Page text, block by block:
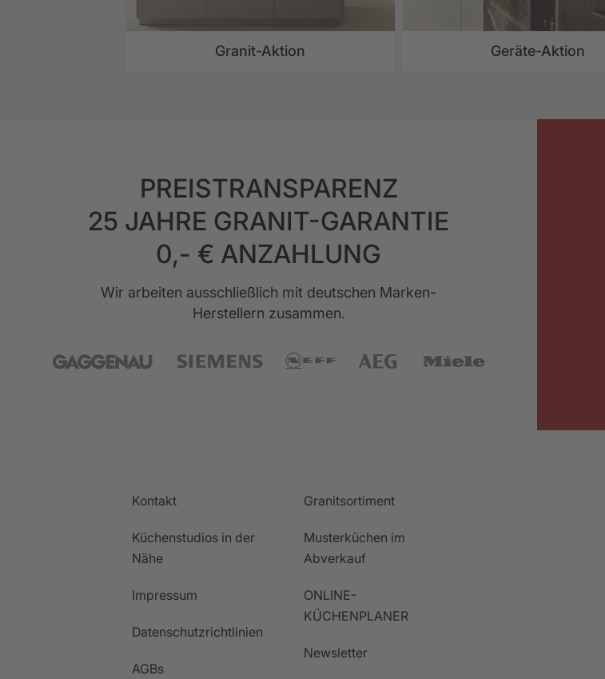
Granit-Aktion Geräte-Aktion
PREISTRANSPARENZ
25 JAHRE GRANIT-GARANTIE
0,- € ANZAHLUNG
Wir arbeiten ausschließlich mit deutschen Marken-
Herstellern zusammen.
Kontakt
Küchenstudios in der
Nähe
Impressum
Datenschutzrichtlinien
AGBs
Granitsortiment
Musterküchen im
Abverkauf
ONLINE-
KÜCHENPLANER
Newsletter